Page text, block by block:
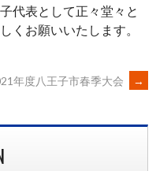
代表として正々堂々と
くお願いいたします。
年度八王子市春季大会 →